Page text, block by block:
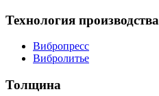
Технология производства
Вибропресс
Вибролитье
Толщина